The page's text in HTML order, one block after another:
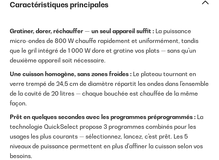
Caractéristiques principales
Gratiner, dorer, réchauffer — un seul appareil suffit : La puissance
micro-ondes de 800 W chauffe rapidement et uniformément, tandis
que le gril intégré de 1 000 W dore et gratine vos plats — sans qu'un
deuxième appareil soit nécessaire.
Une cuisson homogène, sans zones froides : Le plateau tournant en
verre trempé de 24,5 cm de diamètre répartit les ondes dans l'ensemble
de la cavité de 20 litres — chaque bouchée est chauffée de la même
façon.
Prêt en quelques secondes avec les programmes préprogrammés : La
technologie QuickSelect propose 3 programmes combinés pour les
usages les plus courants — sélectionnez, lancez, c'est prêt. Les 5
niveaux de puissance permettent en plus d'affiner la cuisson selon vos
besoins.